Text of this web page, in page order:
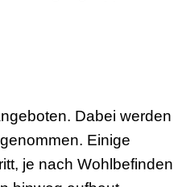
Dabei werden
Einige
je nach Wohlbefinden